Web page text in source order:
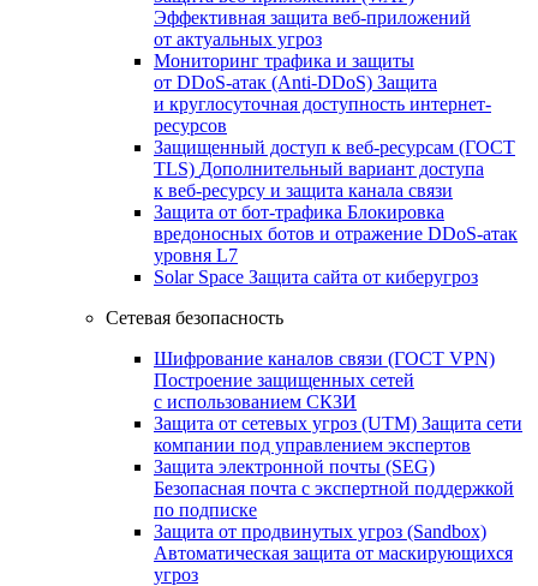
Эффективная защита веб-приложений
от актуальных угроз
Мониторинг трафика и защиты
от DDoS‑атак (Anti‑DDoS) Защита
и круглосуточная доступность интернет-
ресурсов
Защищенный доступ к веб-ресурсам (ГОСТ
TLS) Дополнительный вариант доступа
к веб‑ресурсу и защита канала связи
Защита от бот‑трафика Блокировка
вредоносных ботов и отражение DDoS‑атак
уровня L7
Solar Space Защита сайта от киберугроз
Сетевая безопасность
Шифрование каналов связи (ГОСТ VPN)
Построение защищенных сетей
с использованием СКЗИ
Защита от сетевых угроз (UTM) Защита сети
компании под управлением экспертов
Защита электронной почты (SEG)
Безопасная почта с экспертной поддержкой
по подписке
Защита от продвинутых угроз (Sandbox)
Автоматическая защита от маскирующихся
угроз